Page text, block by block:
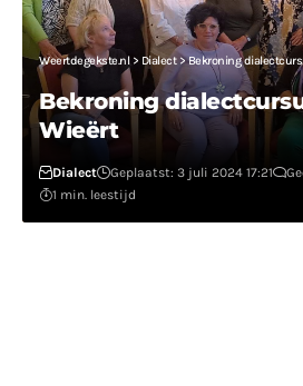
Weertdegekste.nl> Dialect>Bekroning
Bekroning
Wieërt
Dialect Geplaatst: 3 juli 2024 17:21
1 min. leestijd